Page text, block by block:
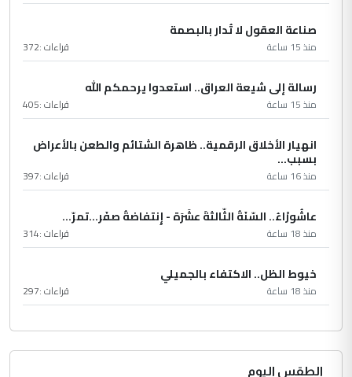
صناعة العقول لا تُدار بالبصمة
منذ 15 ساعة قراءات :372
رسالة إلى شيعة العراق.. استعدوا يرحمكم الله
منذ 15 ساعة قراءات :405
انهيار الأخلاق الرقمية.. ظاهرة الشتائم والطعن بالأعراض
بسبب...
منذ 16 ساعة قراءات :397
عاشُورْاءُ.. السّنَةُ الثّالثةَ عشَرَة - إِنتفاضةُ صفَر…تمرّ...
منذ 18 ساعة قراءات :314
خيوط الظل.. الاكتفاء بالجميلي
منذ 18 ساعة قراءات :297
الطقس اليوم